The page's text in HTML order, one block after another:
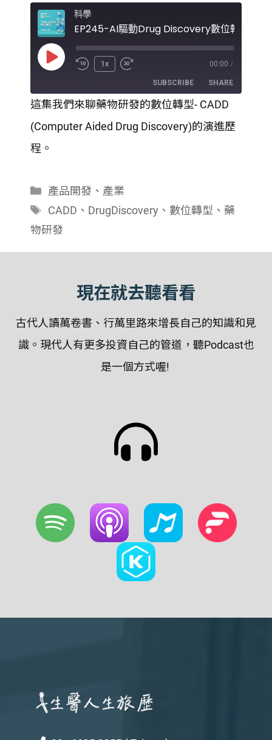
科學
Play
1x 00:00 /
SUBSCRIBE SHARE
RSS FEED
LINK
這集我們來聊藥物研發的數位轉型- CADD
(Computer Aided Drug Discovery)的演進歷
程。
分
類
產品開發、 產業
標
籤
CADD 、 DrugDiscovery 、 數位轉型 、 藥
物研發
現在就去聽看看
古代人讀萬卷書、行萬里路來增長自己的知識和見
識。現代人有更多投資自己的管道，聽Podcast也
是一個方式喔!